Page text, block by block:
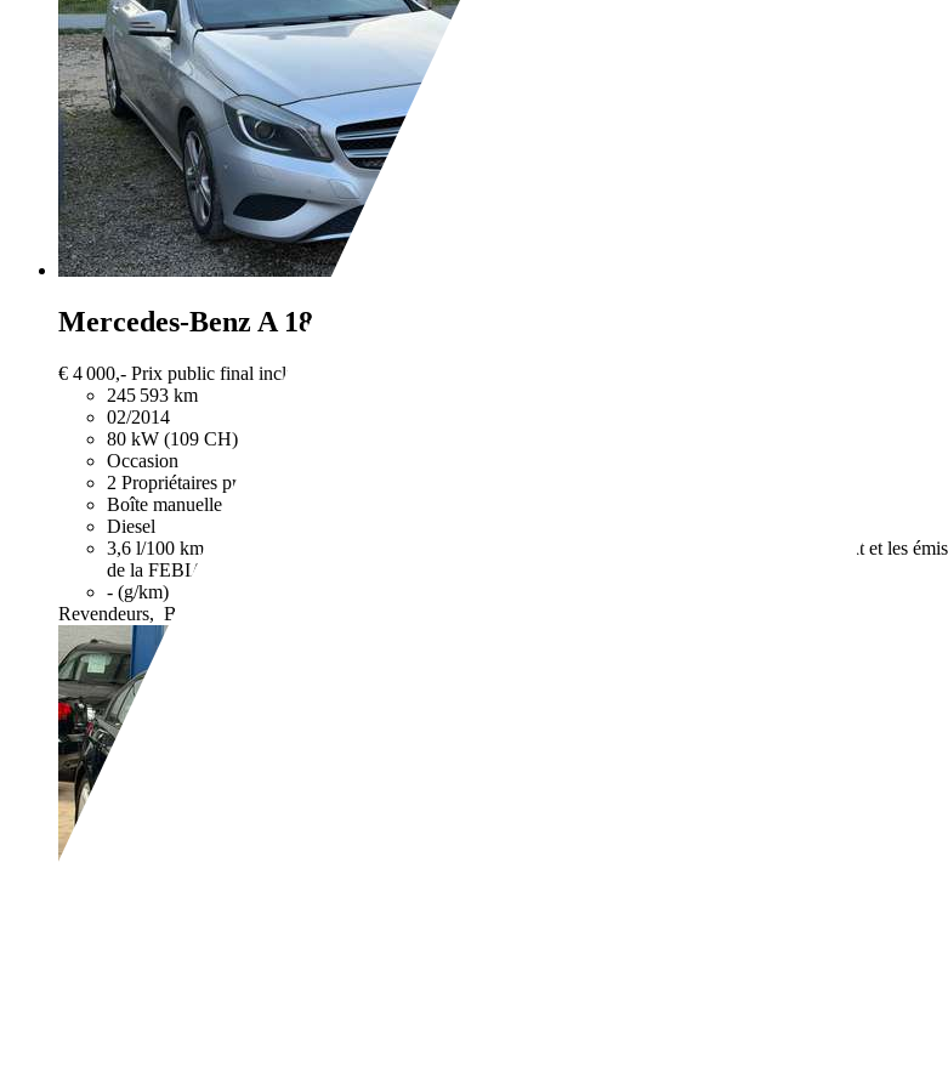
Mercedes-Benz A 180
€ 4 000,- Prix public final incluant tous les frais et taxes.
245 593 km
02/2014
80 kW (109 CH)
Occasion
2 Propriétaires préc.
Boîte manuelle
Diesel
3,6 l/100 km (mixte)
Vous trouverez de plus amples informations sur la consommation de carburant et les
de la FEBIAC à l'adresse: www.febiac.be.
- (g/km)
Revendeurs, BE-6280 Gerpinnes